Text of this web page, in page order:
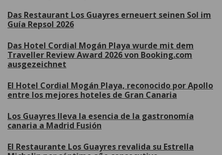
Das Restaurant Los Guayres erneuert seinen Sol im
Guía Repsol 2026
Das Hotel Cordial Mogán Playa wurde mit dem
Traveller Review Award 2026 von Booking.com
ausgezeichnet
El Hotel Cordial Mogán Playa, reconocido por Apollo
entre los mejores hoteles de Gran Canaria
Los Guayres lleva la esencia de la gastronomía
canaria a Madrid Fusión
El Restaurante Los Guayres revalida su Estrella